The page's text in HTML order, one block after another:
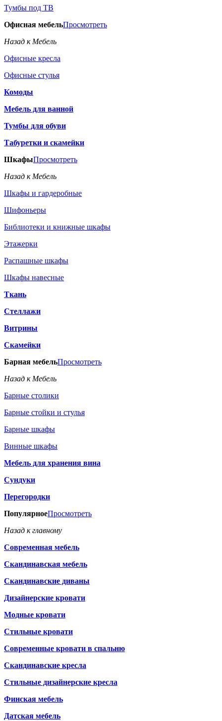
Тумбы под ТВ
Офисная мебельПросмотреть
Назад к Мебель
Офисные кресла
Офисные стулья
Комоды
Мебель для ванной
Тумбы для обуви
Табуретки и скамейки
ШкафыПросмотреть
Назад к Мебель
Шкафы и гардеробные
Шифоньеры
Библиотеки и книжные шкафы
Этажерки
Распашные шкафы
Шкафы навесные
Ткань
Стеллажи
Витрины
Скамейки
Барная мебельПросмотреть
Назад к Мебель
Барные столики
Барные стойки и стулья
Барные шкафы
Винные шкафы
Мебель для хранения вина
Сундуки
Перегородки
ПопулярноеПросмотреть
Назад к главному
Современная мебель
Скандинавская мебель
Скандинавские диваны
Дизайнерские кровати
Модные кровати
Стильные кровати
Современные кровати в спальню
Скандинавские кресла
Стильные дизайнерские кресла
Финская мебель
Датская мебель